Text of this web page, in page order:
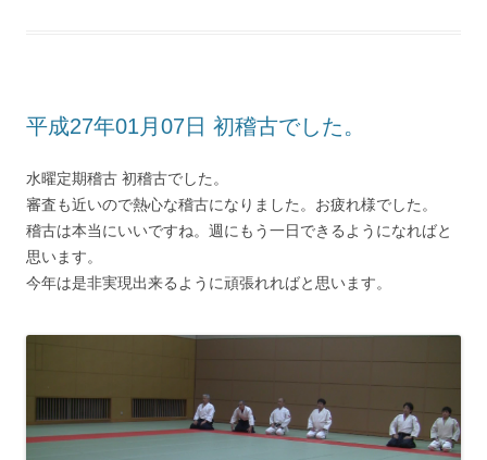
平成27年01月07日 初稽古でした。
水曜定期稽古 初稽古でした。
審査も近いので熱心な稽古になりました。お疲れ様でした。
稽古は本当にいいですね。週にもう一日できるようになればと
思います。
今年は是非実現出来るように頑張れればと思います。